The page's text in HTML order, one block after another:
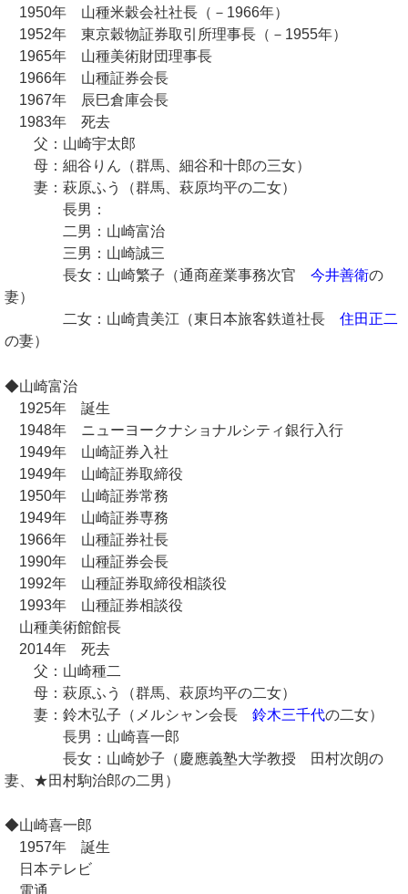
1950年 山種米穀会社社長（－1966年）
1952年 東京穀物証券取引所理事長（－1955年）
1965年 山種美術財団理事長
1966年 山種証券会長
1967年 辰巳倉庫会長
1983年 死去
父：山崎宇太郎
母：細谷りん（群馬、細谷和十郎の三女）
妻：萩原ふう（群馬、萩原均平の二女）
長男：
二男：山崎富治
三男：山崎誠三
長女：山崎繁子（通商産業事務次官 今井善衛の
妻）
二女：山崎貴美江（東日本旅客鉄道社長 住田正二
の妻）
◆山崎富治
1925年 誕生
1948年 ニューヨークナショナルシティ銀行入行
1949年 山崎証券入社
1949年 山崎証券取締役
1950年 山崎証券常務
1949年 山崎証券専務
1966年 山種証券社長
1990年 山種証券会長
1992年 山種証券取締役相談役
1993年 山種証券相談役
山種美術館館長
2014年 死去
父：山崎種二
母：萩原ふう（群馬、萩原均平の二女）
妻：鈴木弘子（メルシャン会長 鈴木三千代の二女）
長男：山崎喜一郎
長女：山崎妙子（慶應義塾大学教授 田村次朗の
妻、★田村駒治郎の二男）
◆山崎喜一郎
1957年 誕生
日本テレビ